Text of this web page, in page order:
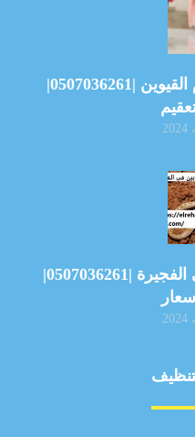
شركة تعقيم منازل في ام القيوين |0507036261|
شركة مكافحة الثعابين في الفجيرة |0507036261|